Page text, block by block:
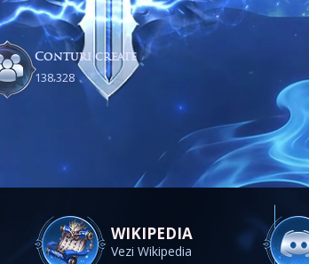
Conturi create
138,328
WIKIPEDIA
Vezi Wikipedia